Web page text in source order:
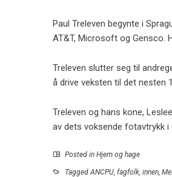
Paul Treleven begynte i
AT&T, Microsoft og Gensco.
Treleven slutter seg til
å drive veksten til det nesten
Treleven og hans kone,
av dets voksende fotavtrykk i
Posted in Hjem og hage
TaggedANCPU, fagfolk, innen,